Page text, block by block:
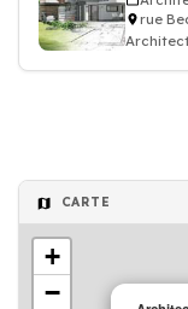
rue
CARTE
+
−